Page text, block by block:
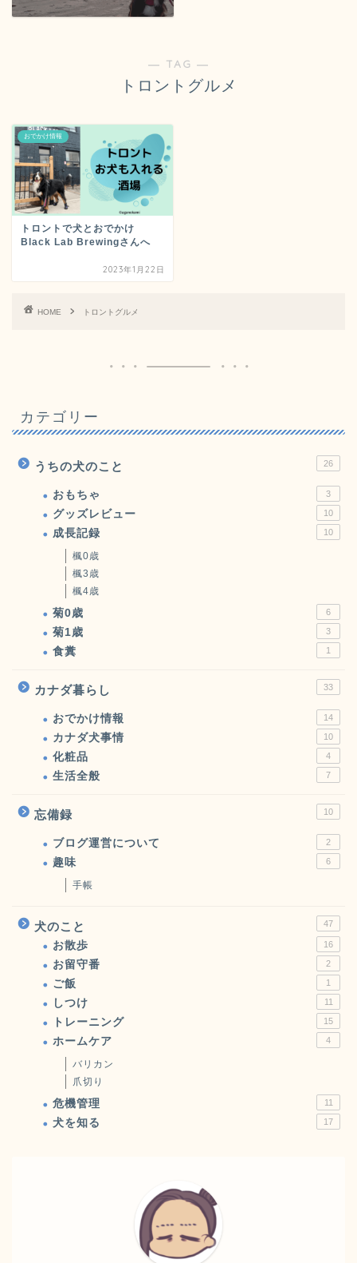
― TAG ―
トロントグルメ
おでかけ情報
トロントで犬とおでかけ
Black Lab Brewingさんへ
2023年1月22日
HOME トロントグルメ
カテゴリー
うちの犬のこと 26
おもちゃ 3
グッズレビュー 10
成長記録 10
楓0歳
楓3歳
楓4歳
菊0歳 6
菊1歳 3
食糞 1
カナダ暮らし 33
おでかけ情報 14
カナダ犬事情 10
化粧品 4
生活全般 7
忘備録 10
ブログ運営について 2
趣味 6
手帳
犬のこと 47
お散歩 16
お留守番 2
ご飯 1
しつけ 11
トレーニング 15
ホームケア 4
バリカン
爪切り
危機管理 11
犬を知る 17